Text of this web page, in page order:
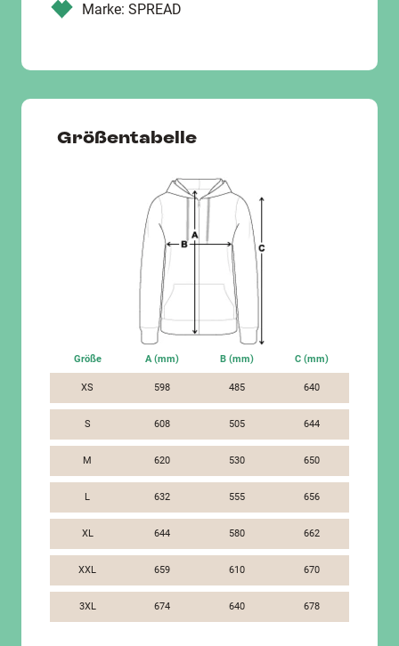
Marke: SPREAD
Größentabelle
Größe A (mm) B (mm) C (mm)
XS 598 485 640
S 608 505 644
M 620 530 650
L 632 555 656
XL 644 580 662
XXL 659 610 670
3XL 674 640 678